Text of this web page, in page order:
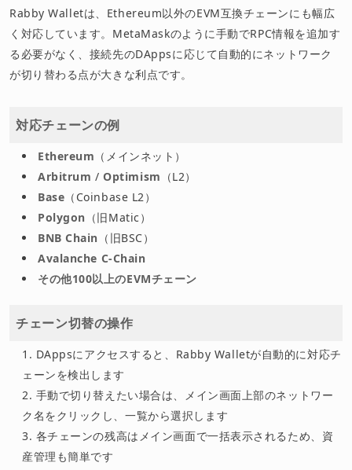
Rabby Walletは、Ethereum以外のEVM互換チェーンにも幅広
く対応しています。MetaMaskのように手動でRPC情報を追加す
る必要がなく、接続先のDAppsに応じて自動的にネットワーク
が切り替わる点が大きな利点です。
対応チェーンの例
Ethereum （メインネット）
Arbitrum /Optimism （L2）
Base （Coinbase L2）
Polygon （旧Matic）
BNB Chain （旧BSC）
Avalanche C-Chain
その他100以上のEVMチェーン
チェーン切替の操作
DAppsにアクセスすると、Rabby Walletが自動的に対応チ
ェーンを検出します
手動で切り替えたい場合は、メイン画面上部のネットワー
ク名をクリックし、一覧から選択します
各チェーンの残高はメイン画面で一括表示されるため、資
産管理も簡単です